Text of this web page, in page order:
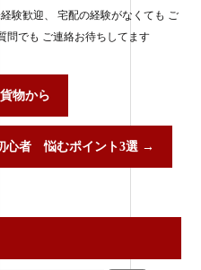
験歓迎、 宅配の経験がなくても ご
問でも ご連絡お待ちしてます
物から
心者 悩むポイント3選 →